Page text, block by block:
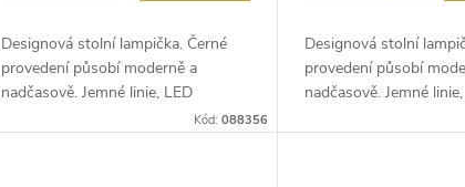
Designová stolní lampička. Černé
provedení působí moderně a
nadčasově. Jemné linie, LED
Kód:088356
Designová stolní
provedení působí
nadčasově. Jemné